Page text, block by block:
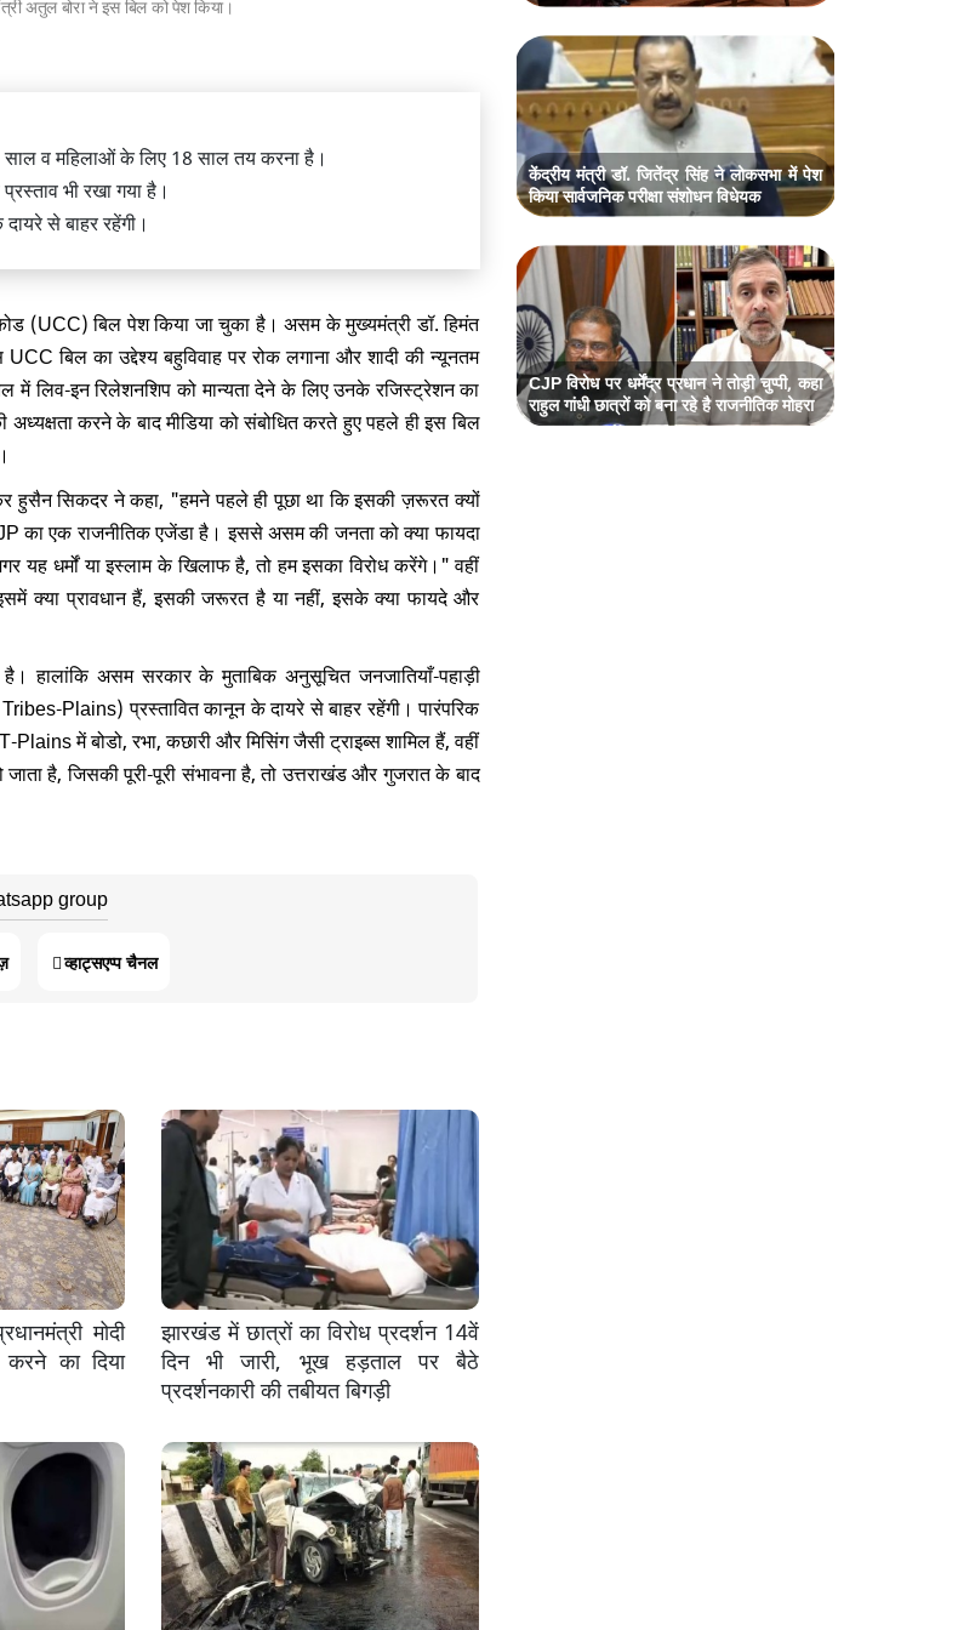
साल व महिलाओं के लिए 18 साल तय करना है।
भी रखा गया है।
से बाहर रहेंगी।
(UCC) बिल पेश किया जा चुका है। असम के मुख्यमंत्री डॉ. हिमंत
बिल का उद्देश्य बहुविवाह पर रोक लगाना और शादी की न्यूनतम
लिव-इन रिलेशनशिप को मान्यता देने के लिए उनके रजिस्ट्रेशन का
करने के बाद मीडिया को संबोधित करते हुए पहले ही इस बिल
हुसैन सिकदर ने कहा, "हमने पहले ही पूछा था कि इसकी ज़रूरत क्यों
का एक राजनीतिक एजेंडा है। इससे असम की जनता को क्या फायदा
धर्मों या इस्लाम के खिलाफ है, तो हम इसका विरोध करेंगे।" वहीं
क्या प्रावधान हैं, इसकी जरूरत है या नहीं, इसके क्या फायदे और
हालांकि असम सरकार के मुताबिक अनुसूचित जनजातियाँ-पहाड़ी
Plains) प्रस्तावित कानून के दायरे से बाहर रहेंगी। पारंपरिक
में बोडो, रभा, कछारी और मिसिंग जैसी ट्राइब्स शामिल हैं, वहीं
है, जिसकी पूरी-पूरी संभावना है, तो उत्तराखंड और गुजरात के बाद
group
व्हाट्सएप्प चैनल
मोदी
का दिया
झारखंड में छात्रों का विरोध प्रदर्शन 14वें
दिन भी जारी, भूख हड़ताल पर बैठे
प्रदर्शनकारी की तबीयत बिगड़ी
ने लोकसभा में पेश
विधेयक
तोड़ी चुप्पी, कहा
मोहरा
केंद्रीय मंत्री डॉ. जितेंद्र सिंह ने लोकसभा में पेश
किया सार्वजनिक परीक्षा संशोधन विधेयक
CJP विरोध पर धर्मेंद्र प्रधान ने तोड़ी चुप्पी, कहा
राहुल गांधी छात्रों को बना रहे है राजनीतिक मोहरा